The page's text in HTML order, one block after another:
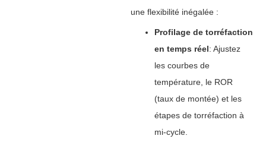
une flexibilité inégalée :
Profilage de torréfaction
en temps réel‌: Ajustez
les courbes de
température, le ROR
(taux de montée) et les
étapes de torréfaction à
mi-cycle.